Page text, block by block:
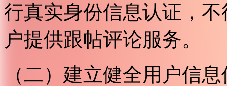
行真实身份信息认证，
户提供跟帖评论服务。
（二）建立健全用户信